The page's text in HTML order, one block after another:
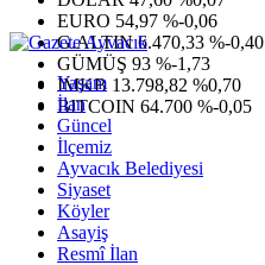
EURO 54,97 %-0,06
G.ALTIN6.470,33 %-0,40
GÜMÜŞ 93 %-1,73
IMKB 13.798,82 %0,70
BITCOIN 64.700 %-0,05
Yaşam
İlan
Güncel
İlçemiz
Ayvacık Belediyesi
Siyaset
Köyler
Asayiş
Resmî İlan